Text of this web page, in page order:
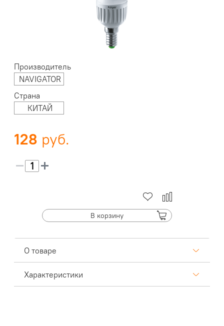
Производитель
NAVIGATOR
Страна
КИТАЙ
128
В корзину
О товаре
Характеристики